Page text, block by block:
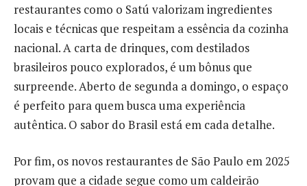
restaurantes como o Satú valorizam ingredientes
locais e técnicas que respeitam a essência da cozinha
nacional. A carta de drinques, com destilados
brasileiros pouco explorados, é um bônus que
surpreende. Aberto de segunda a domingo, o espaço
é perfeito para quem busca uma experiência
autêntica. O sabor do Brasil está em cada detalhe.
Por fim, os novos restaurantes de São Paulo em 2025
provam que a cidade segue como um caldeirão